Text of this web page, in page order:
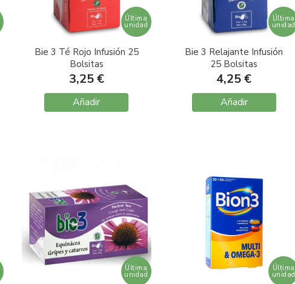
Última
unidad
Bie 3 Té Rojo Infusión 25
Bolsitas
3,25 €
Añadir
Última
unidad
Bie 3 Relajante Infusión
25 Bolsitas
4,25 €
Añadir
Última
unidad
Última
unidad